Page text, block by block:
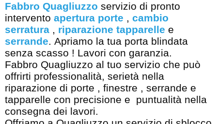
Fabbro Quagliuzzo servizio di pronto
intervento apertura porte , cambio
serratura , riparazione tapparelle e
serrande. Apriamo la tua porta blindata
senza scasso ! Lavori con garanzia.
Fabbro Quagliuzzo al tuo servizio che può
offrirti professionalità, serietà nella
riparazione di porte , finestre , serrande e
tapparelle con precisione e puntualità nella
consegna dei lavori.